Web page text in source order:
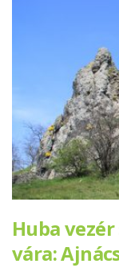
Huba
vára: